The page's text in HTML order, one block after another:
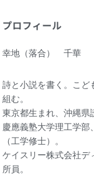
プロフィール
幸地（落合） 千華
詩と小説を書く。こ
組む。
東京都生まれ、沖縄県
慶應義塾大学理工学
（工学修士）。
ケイスリー株式会社
所員。